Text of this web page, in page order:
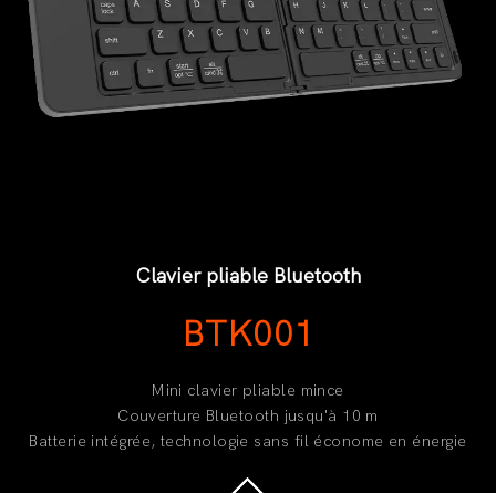
Clavier pliable Bluetooth
BTK001
Mini clavier pliable mince
Couverture Bluetooth jusqu'à 10 m
Batterie intégrée, technologie sans fil économe en énergie